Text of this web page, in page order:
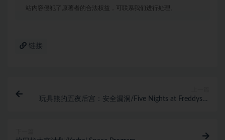
站内容侵犯了原著者的合法权益，可联系我们进行处理。
链接
玩具熊的五夜后宫：安全漏洞/Five Nights at Freddys：